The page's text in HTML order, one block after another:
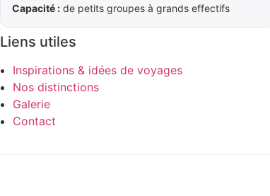
Capacité : de petits groupes à grands effectifs
Liens utiles
Inspirations & idées de voyages
Nos distinctions
Galerie
Contact